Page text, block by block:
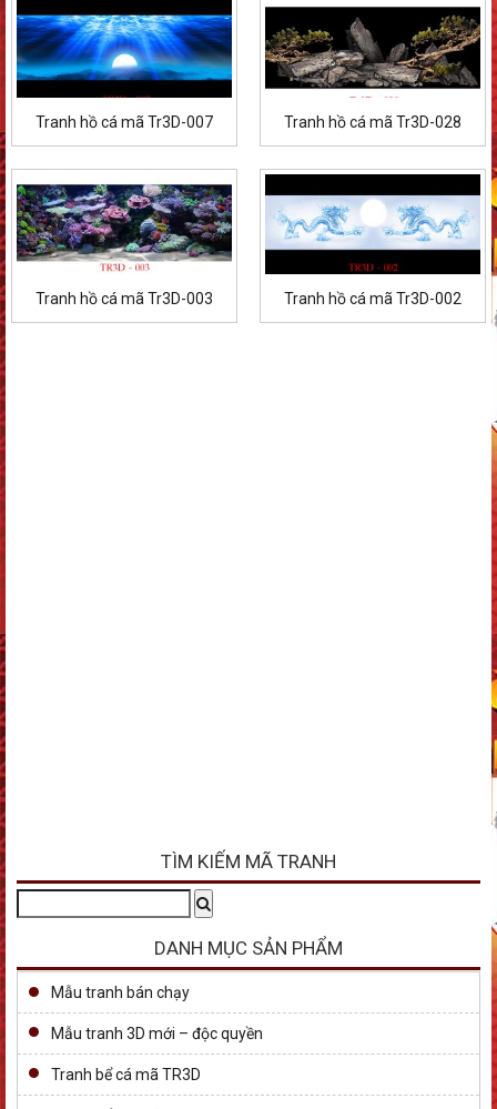
Tranh hồ cá mã Tr3D-007 Tranh hồ cá mã Tr3D-028
Tranh hồ cá mã Tr3D-003 Tranh hồ cá mã Tr3D-002
TÌM KIẾM MÃ TRANH
DANH MỤC SẢN PHẨM
Mẫu tranh bán chạy
Mẫu tranh 3D mới – độc quyền
Tranh bể cá mã TR3D